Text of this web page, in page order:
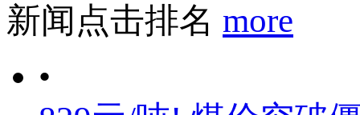
新闻点击排名 more
•